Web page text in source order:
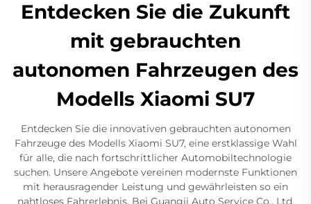
Entdecken Sie die Zukunft
mit gebrauchten
autonomen Fahrzeugen des
Modells Xiaomi SU7
Entdecken Sie die innovativen gebrauchten autonomen
Fahrzeuge des Modells Xiaomi SU7, eine erstklassige Wahl
für alle, die nach fortschrittlicher Automobiltechnologie
suchen. Unsere Angebote vereinen modernste Funktionen
mit herausragender Leistung und gewährleisten so ein
nahtloses Fahrerlebnis. Bei Guangji Auto Service Co., Ltd.